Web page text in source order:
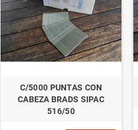
C/5000 PUNTAS CON
CABEZA BRADS SIPAC
516/50